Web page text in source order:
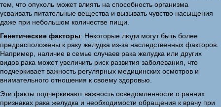
тем, что опухоль может влиять на способность организма
усваивать питательные вещества и вызывать чувство насыщения
даже при небольшом количестве пищи.
Генетические факторы: Некоторые люди могут быть более
предрасположены к раку желудка из-за наследственных факторов.
Например, наличие в семье случаев рака желудка или других
видов рака может увеличить риск развития заболевания, что
подчеркивает важность регулярных медицинских осмотров и
внимательного отношения к своему здоровью.
Эти факты подчеркивают важность осведомленности о ранних
признаках рака желудка и необходимости обращения к врачу при